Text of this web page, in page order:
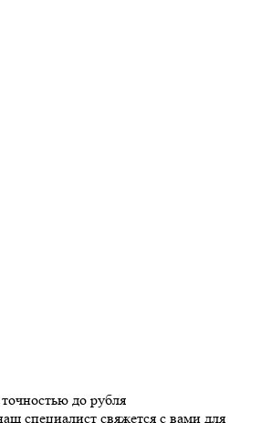
до рубля
специалист свяжется с вами для